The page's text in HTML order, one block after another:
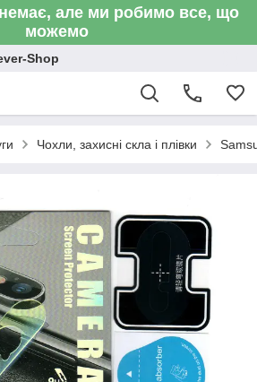
немає, але ми робимо все, що
можемо
Shop
Чохли, захисні скла і плівки